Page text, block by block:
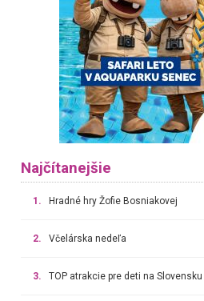
Najčítanejšie
1. Hradné hry Žofie Bosniakovej
2. Včelárska nedeľa
3. TOP atrakcie pre deti na Slovensku